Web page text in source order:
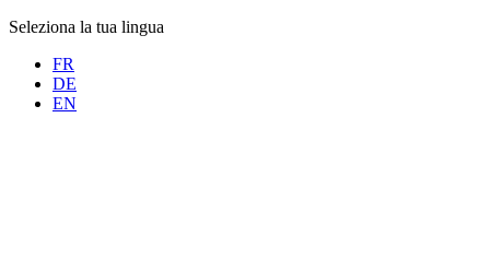
Seleziona la tua lingua
FR
DE
EN